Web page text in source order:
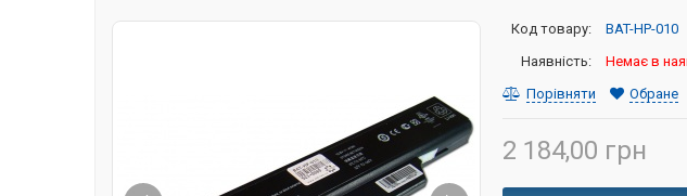
Код товару:
BAT-HP-010
Наявність:
Немає в
Порівняти
Обране
2 184,00 грн